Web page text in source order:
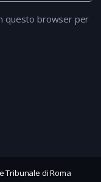
questo browser per
Tribunale di Roma